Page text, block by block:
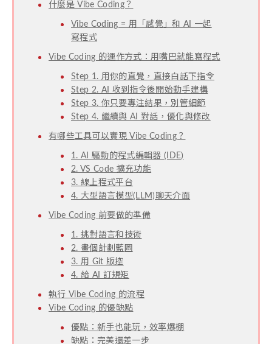
什麼是 Vibe Coding？
Vibe Coding = 用「感覺」和 AI 一起
寫程式
Vibe Coding 的運作方式：用嘴巴就能寫程式
Step 1. 用你的直覺，直接白話下指令
Step 2. AI 收到指令後開始動手建構
Step 3. 你只要專注結果，別管細節
Step 4. 繼續與 AI 對話，優化與修改
有哪些工具可以實現 Vibe Coding？
1. AI 驅動的程式編輯器 (IDE)
2. VS Code 擴充功能
3. 線上程式平台
4. 大型語言模型(LLM)聊天介面
Vibe Coding 前要做的準備
1. 挑對語言和技術
2. 畫個計劃藍圖
3. 用 Git 版控
4. 給 AI 訂規矩
執行 Vibe Coding 的流程
Vibe Coding 的優缺點
優點：新手也能玩，效率爆棚
缺點：完美還差一步